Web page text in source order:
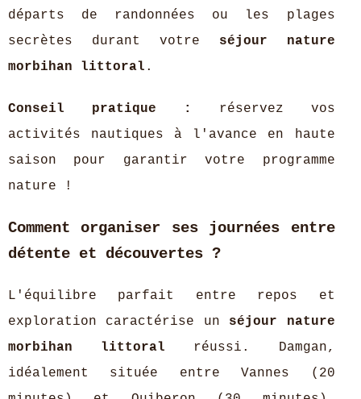
départs de randonnées ou les plages
secrètes durant votre séjour nature
morbihan littoral .
Conseil pratique :
réservez vos
activités nautiques à l'avance en haute
saison pour garantir votre programme
nature !
Comment organiser ses journées entre
détente et découvertes ?
L'équilibre parfait entre repos et
exploration caractérise un séjour nature
morbihan littoral réussi. Damgan,
idéalement située entre Vannes (20